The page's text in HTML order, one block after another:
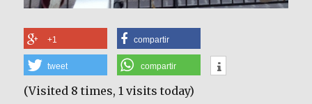
+1 compartir
tweet compartir
(Visited 8 times, 1 visits today)